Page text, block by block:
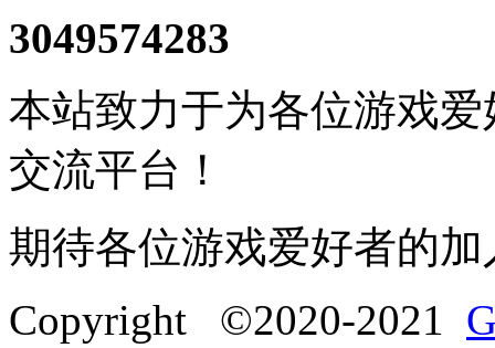
3049574283
本站致力于为各位游戏
交流平台！
期待各位游戏爱好者的加
Copyright ©2020-2021